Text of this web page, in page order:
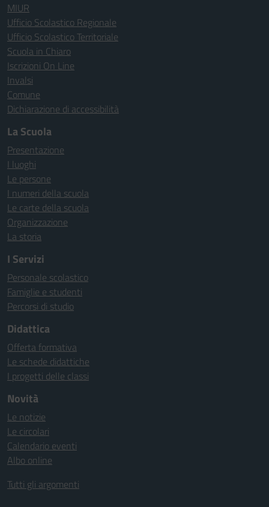
MIUR
Ufficio Scolastico Regionale
Ufficio Scolastico Territoriale
Scuola in Chiaro
Iscrizioni On Line
Invalsi
Comune
Dichiarazione di accessibilità
La Scuola
Presentazione
I luoghi
Le persone
I numeri della scuola
Le carte della scuola
Organizzazione
La storia
I Servizi
Personale scolastico
Famiglie e studenti
Percorsi di studio
Didattica
Offerta formativa
Le schede didattiche
I progetti delle classi
Novità
Le notizie
Le circolari
Calendario eventi
Albo online
Tutti gli argomenti